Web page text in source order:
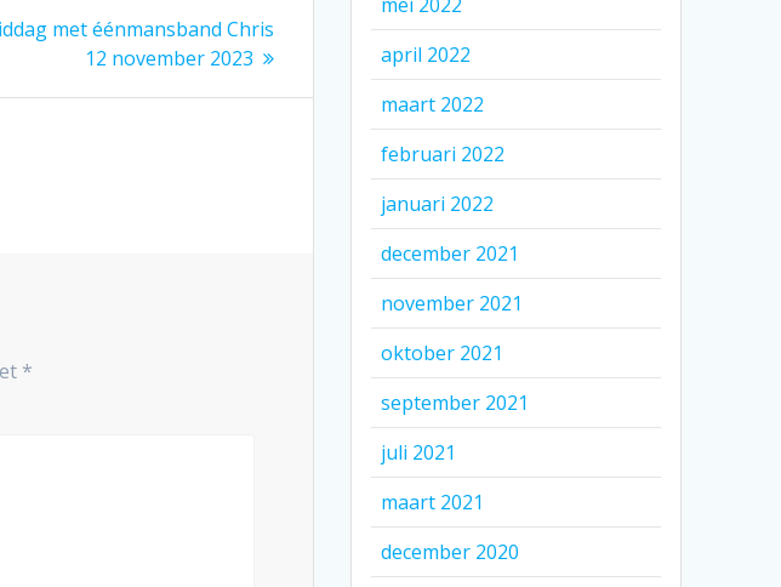
met éénmansband Chris
12 november 2023
*
mei 2022
april 2022
maart 2022
februari 2022
januari 2022
december 2021
november 2021
oktober 2021
september 2021
juli 2021
maart 2021
december 2020